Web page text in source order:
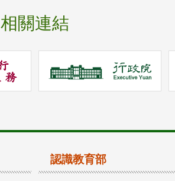
相關連結
認識教育部